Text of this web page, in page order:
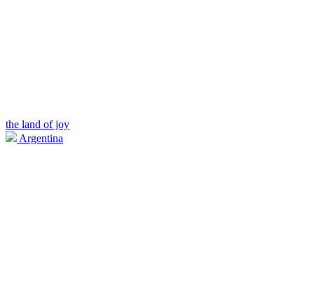
the land of joy
Argentina